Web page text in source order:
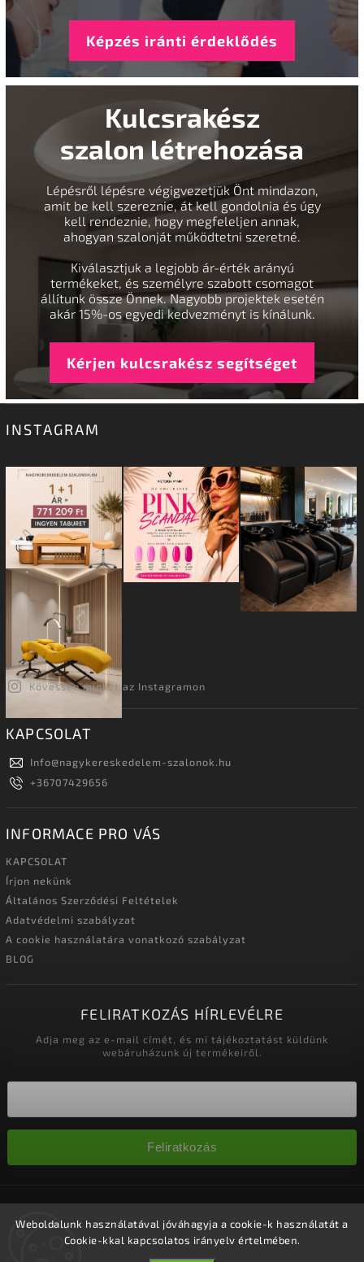
Weboldalunk használatával jóváhagyja a cookie-k használatát a
Cookie-kkal kapcsolatos irányelv értelmében.
Képzés iránti érdeklődés
Kulcsrakész
szalon létrehozása
Lépésről lépésre végigvezetjük Önt mindazon,
amit be kell szereznie, át kell gondolnia és úgy
kell rendeznie, hogy megfeleljen annak,
ahogyan szalonját működtetni szeretné.
Kiválasztjuk a legjobb ár-érték arányú
termékeket, és személyre szabott csomagot
állítunk össze Önnek. Nagyobb projektek esetén
akár 15%-os egyedi kedvezményt is kínálunk.
Kérjen kulcsrakész segítséget
INSTAGRAM
Kövessen minket az Instagramon
KAPCSOLAT
Info@nagykereskedelem-szalonok.hu
+36707429656
INFORMACE PRO VÁS
KAPCSOLAT
Írjon nekünk
Általános Szerződési Feltételek
Adatvédelmi szabályzat
A cookie használatára vonatkozó szabályzat
BLOG
FELIRATKOZÁS HÍRLEVÉLRE
Adja meg az e-mail címét, és mi tájékoztatást küldünk
webáruházunk új termékeiről.
Feliratkozás
fenntartva.
Süti beállítások szerkesztése